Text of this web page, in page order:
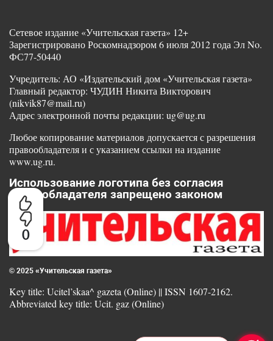
0
Сетевое издание «Учительская газета» 12+
Зарегистрировано Роскомнадзором 6 июля 2012 года Эл No.
ФС77-50440
Учредитель: АО «Издательский дом «Учительская газета»
Главный редактор: ЧУДИН Никита Викторович
(nikvik87@mail.ru)
Адрес электронной почты редакции: ug@ug.ru
Любое копирование материалов допускается с разрешения
правообладателя и с указанием ссылки на издание
www.ug.ru.
Использование логотипа без согласия
правообладателя запрещено законом
© 2025 «Учительская газета»
Key title: Ucitel’skaa^ gazeta (Online) || ISSN 1607-2162.
Abbreviated key title: Ucit. gaz (Online)